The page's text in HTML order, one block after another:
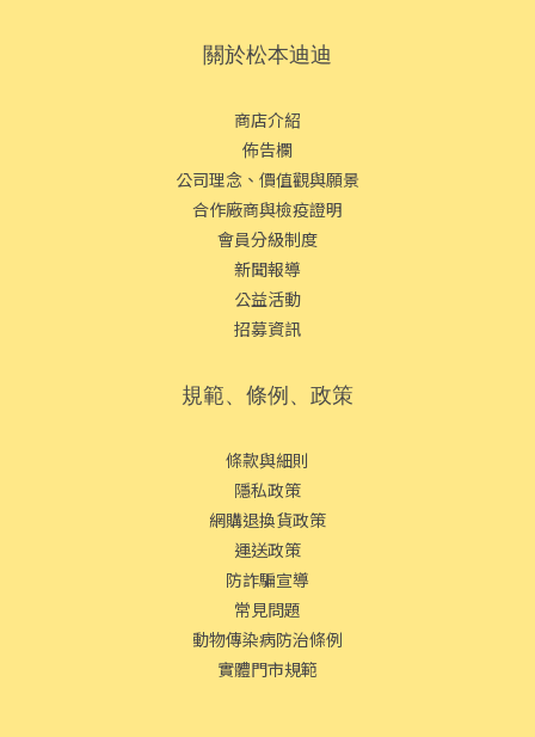
關於松本迪迪
商店介紹
佈告欄
公司理念、價值觀與願景
合作廠商與檢疫證明
會員分級制度
新聞報導
公益活動
招募資訊
規範、條例、政策
條款與細則
隱私政策
網購退換貨政策
運送政策
防詐騙宣導
常見問題
動物傳染病防治條例
實體門市規範